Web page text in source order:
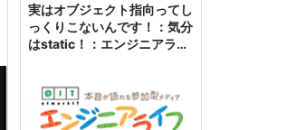
実はオブジェクト指向ってし
っくりこないんです！：気分
はstatic！：エンジニアライ